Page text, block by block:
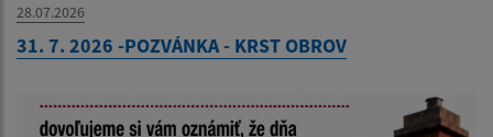
28.07.2026
31. 7. 2026 -POZVÁNKA - KRST OBROV